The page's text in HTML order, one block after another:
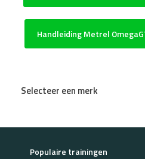
Handleiding Metrel
Selecteer een merk
Populaire trainingen